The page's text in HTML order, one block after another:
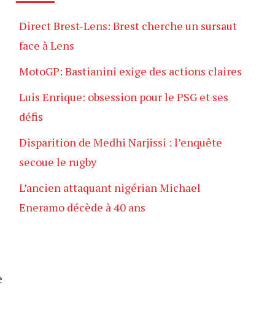
Direct Brest-Lens: Brest cherche un sursaut
face à Lens
MotoGP: Bastianini exige des actions claires
Luis Enrique: obsession pour le PSG et ses
défis
Disparition de Medhi Narjissi : l’enquête
secoue le rugby
L’ancien attaquant nigérian Michael
Eneramo décède à 40 ans